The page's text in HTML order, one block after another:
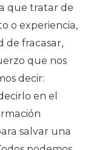
que tratar de
o experiencia,
de fracasar,
que nos
decir:
en el
salvar una